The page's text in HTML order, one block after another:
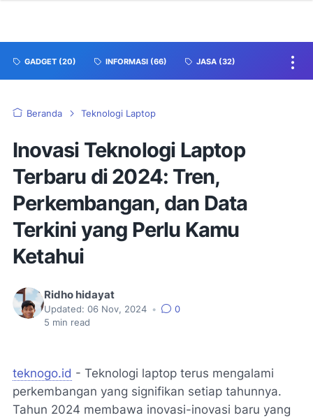
GADGET (20) INFORMASI (66) JASA (32)
Beranda Teknologi Laptop
Inovasi Teknologi Laptop
Terbaru di 2024: Tren,
Perkembangan, dan Data
Terkini yang Perlu Kamu
Ketahui
Ridho hidayat
Updated: 06 Nov, 2024 •
0
5 min read
teknogo.id - Teknologi laptop terus mengalami
perkembangan yang signifikan setiap tahunnya.
Tahun 2024 membawa inovasi-inovasi baru yang